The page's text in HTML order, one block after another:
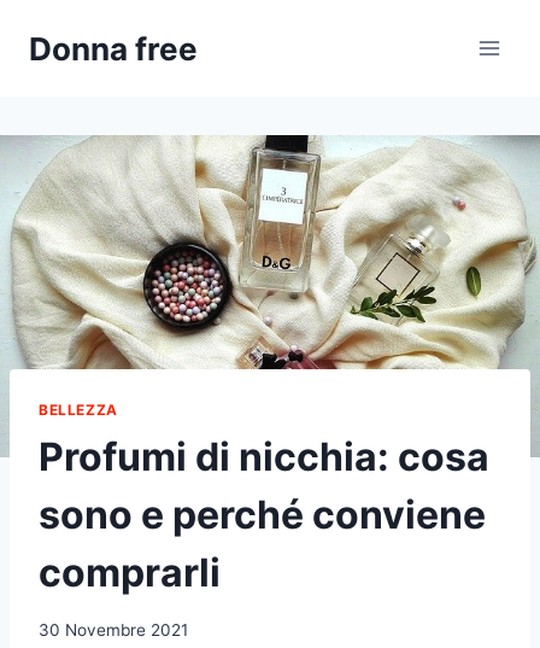
Donna free
BELLEZZA
Profumi di nicchia: cosa
sono e perché conviene
comprarli
30 Novembre 2021